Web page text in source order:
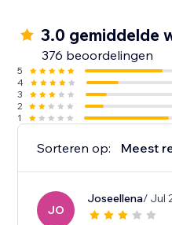
3.0 gemiddelde
376 beoordelingen
5
4
3
2
1
Sorteren op: Meest
JO
Joseellena/ Jul